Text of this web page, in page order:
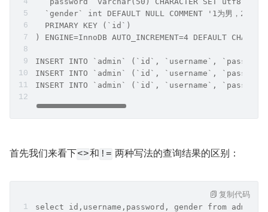
`gender` int DEFAULT NULL COMMENT '1为男，2为女
  PRIMARY KEY (`id`)
) ENGINE=InnoDB AUTO_INCREMENT=4 DEFAULT
INSERT INTO `admin` (`id`, `username`,
INSERT INTO `admin` (`id`, `username`,
INSERT INTO `admin` (`id`, `username`,
首先我们来看下<>和 != 两种写法的查询结果的区别：
select id,username,password, gender from admin
复制代码